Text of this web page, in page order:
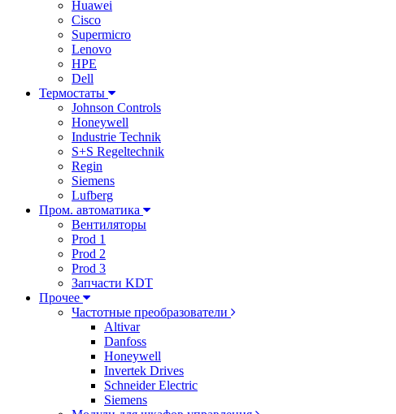
Huawei
Cisco
Supermicro
Lenovo
HPE
Dell
Термостаты
Johnson Controls
Honeywell
Industrie Technik
S+S Regeltechnik
Regin
Siemens
Lufberg
Пром. автоматика
Вентиляторы
Prod 1
Prod 2
Prod 3
Запчасти KDT
Прочее
Частотные преобразователи
Altivar
Danfoss
Honeywell
Invertek Drives
Schneider Electric
Siemens